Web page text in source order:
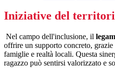
Iniziative del
Nel campo dell'inclusione, il
offrire un supporto concreto,
famiglie e realtà locali. Questa
ragazzo può sentirsi valorizzato e